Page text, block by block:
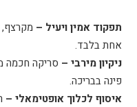
תפקוד אמין ויעיל –
אחת בלבד.
ניקיון מירבי – סריקה חכמה
פינה בבריכה.
איסוף לכלוך אופטימאלי –